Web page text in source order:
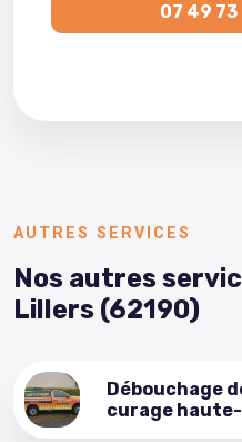
07 49 73
AUTRES SERVICES
Nos autres
Lillers (62190)
Débouchage
curage